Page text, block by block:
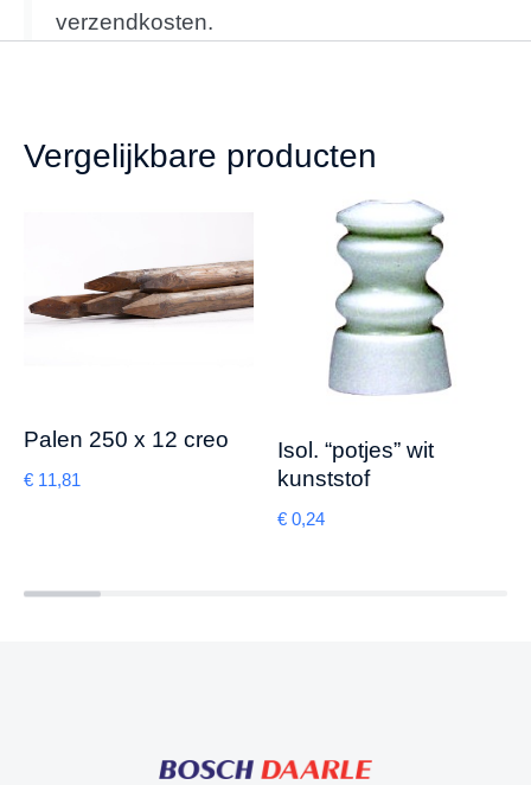
verzendkosten.
Vergelijkbare producten
Palen 250 x 12 creo
€ 11,81
Isol. “potjes” wit
kunststof
€ 0,24